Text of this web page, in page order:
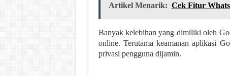
Artikel Menarik: Cek Fitur
Banyak kelebihan yang dimiliki oleh
online. Terutama keamanan aplikasi
privasi pengguna dijamin.